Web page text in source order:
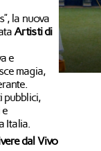
la nuova
Artisti di
e
magia,
pubblici,
Italia.
dal Vivo